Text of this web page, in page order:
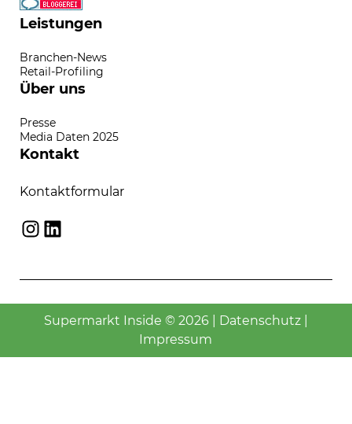
Leistungen
Branchen-News
Retail-Profiling
Über uns
Presse
Media Daten 2025
Kontakt
Kontaktformular
Instagram
LinkedIn
Supermarkt Inside © 2026 | Datenschutz|
Impressum